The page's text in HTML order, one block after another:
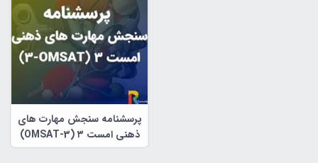
پرسشنامه سنجش مهارت های
ذهنی امست ۳ (OMSAT-3)